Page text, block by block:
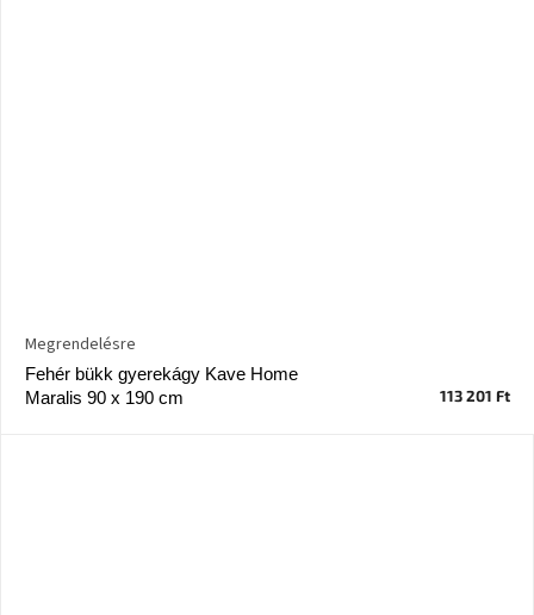
Fehér bükk gyerekágy Kave Home
Maralis 90 x 190 cm
Megrendelésre
113 201 Ft